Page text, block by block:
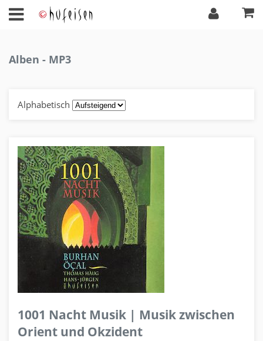
Alben - MP3
Alphabetisch
1001 Nacht Musik | Musik zwischen
Orient und Okzident